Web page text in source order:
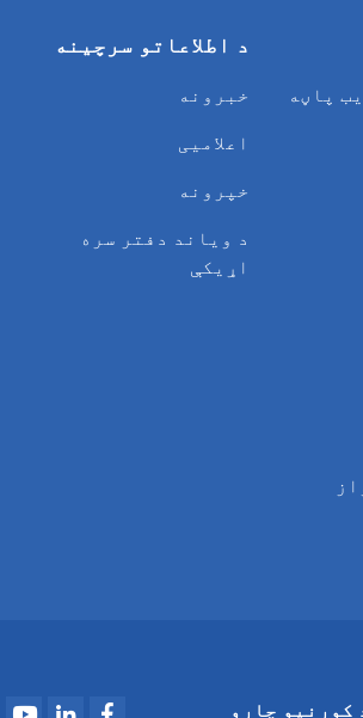
پاڼه
د اطلاعاتو سرچینه
خبرونه
اعلامیی
خپرونه
د وياند دفتر سره
اړیکې
کورنیو چارو YoutubeLinkedInFacebook